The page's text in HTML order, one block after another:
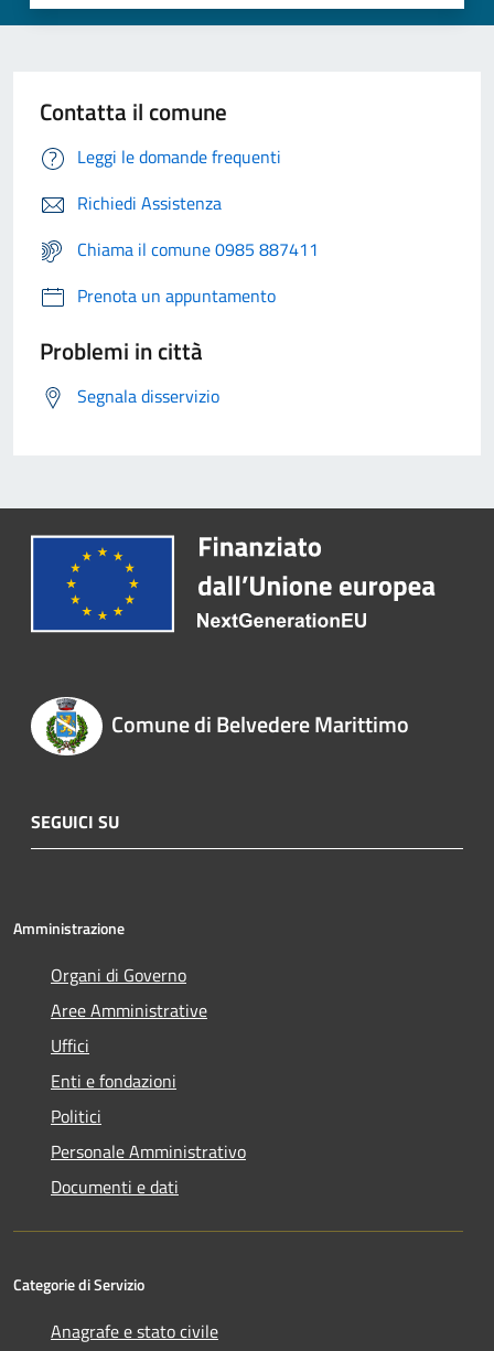
Contatta il comune
Leggi le domande frequenti
Richiedi Assistenza
Chiama il comune 0985 887411
Prenota un appuntamento
Problemi in città
Segnala disservizio
Comune di Belvedere Marittimo
SEGUICI SU
Amministrazione
Organi di Governo
Aree Amministrative
Uffici
Enti e fondazioni
Politici
Personale Amministrativo
Documenti e dati
Categorie di Servizio
Anagrafe e stato civile